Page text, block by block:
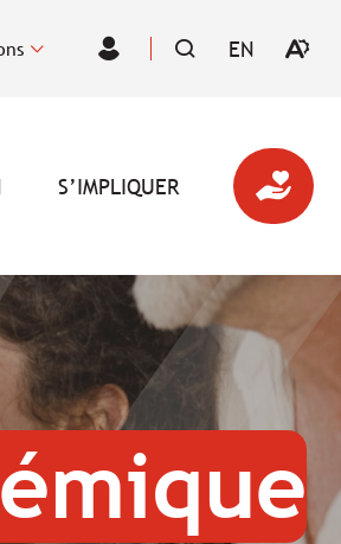
Espace
EN
VISITER
:
ENGLISH.
Ouvrir
S’IMPLIQUER